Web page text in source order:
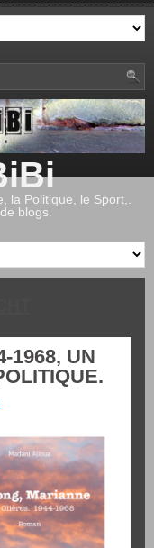
la Politique, le Sport,.
blogs.
1968, UN